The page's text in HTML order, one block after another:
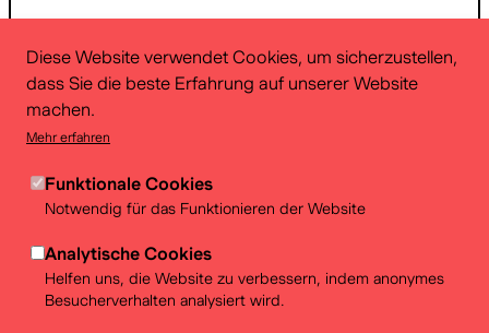
Diese Website verwendet Cookies, um sicherzustellen,
dass Sie die beste Erfahrung auf unserer Website
machen.
Mehr erfahren
Funktionale Cookies
Notwendig für das Funktionieren der Website
Analytische Cookies
Helfen uns, die Website zu verbessern, indem anonymes
Besucherverhalten analysiert wird.
Download Weiterlesen
Interactieve tentoonstelling: Mysterie van
Financiën
Interactieve tentoonstelling: Mysterie van Financiën.